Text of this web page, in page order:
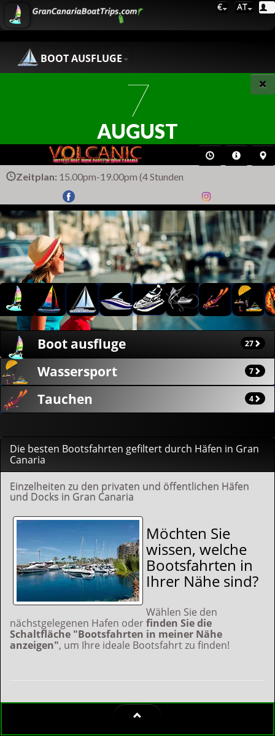
€ AT
BOOT AUSFLUGE
7
AUGUST
Zeitplan: 15.00pm-19.00pm (4 Stunden
Morning Day Sunset Charter Private
27
Boot ausfluge
7
Wassersport
4
Tauchen
Die besten Bootsfahrten gefiltert durch Häfen in Gran
Canaria
Einzelheiten zu den privaten und öffentlichen Häfen
und Docks in Gran Canaria
Möchten Sie
wissen, welche
Bootsfahrten in
Ihrer Nähe sind?
Wählen Sie den
nächstgelegenen Hafen oderfinden Sie die
Schaltfläche "Bootsfahrten in meiner Nähe
anzeigen", um Ihre ideale Bootsfahrt zu finden!